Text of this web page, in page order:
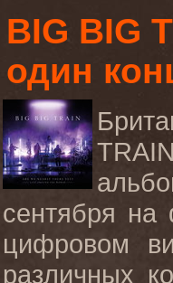
BIG BIG
один
сентября на
цифровом
различных